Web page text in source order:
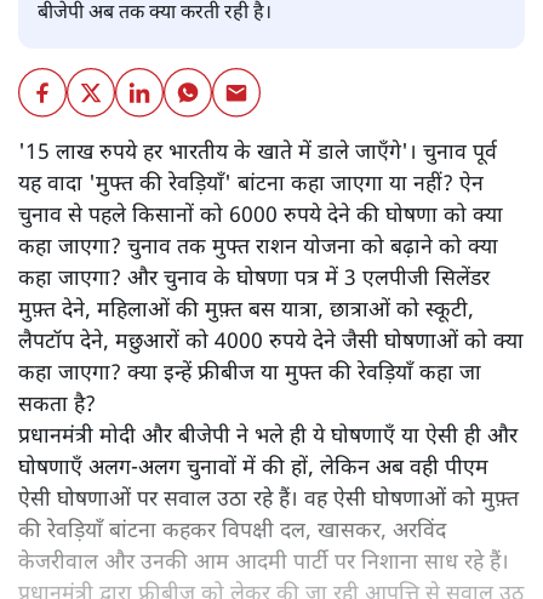
बीजेपी अब तक क्या करती रही है।
'15 लाख रुपये हर भारतीय के खाते में डाले जाएँगे'। चुनाव पूर्व
यह वादा 'मुफ्त की रेवड़ियाँ' बांटना कहा जाएगा या नहीं? ऐन
चुनाव से पहले किसानों को 6000 रुपये देने की घोषणा को क्या
कहा जाएगा? चुनाव तक मुफ्त राशन योजना को बढ़ाने को क्या
कहा जाएगा? और चुनाव के घोषणा पत्र में 3 एलपीजी सिलेंडर
मुफ़्त देने, महिलाओं की मुफ़्त बस यात्रा, छात्राओं को स्कूटी,
लैपटॉप देने, मछुआरों को 4000 रुपये देने जैसी घोषणाओं को क्या
कहा जाएगा? क्या इन्हें फ्रीबीज या मुफ्त की रेवड़ियाँ कहा जा
सकता है?
प्रधानमंत्री मोदी और बीजेपी ने भले ही ये घोषणाएँ या ऐसी ही और
घोषणाएँ अलग-अलग चुनावों में की हों, लेकिन अब वही पीएम
ऐसी घोषणाओं पर सवाल उठा रहे हैं। वह ऐसी घोषणाओं को मुफ़्त
की रेवड़ियाँ बांटना कहकर विपक्षी दल, खासकर, अरविंद
केजरीवाल और उनकी आम आदमी पार्टी पर निशाना साध रहे हैं।